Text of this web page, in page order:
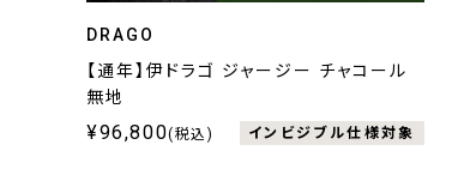
DRAGO
【通年】伊ドラゴ ジャージー チャコール
無地
¥96,800(税込) インビジブル仕様対象